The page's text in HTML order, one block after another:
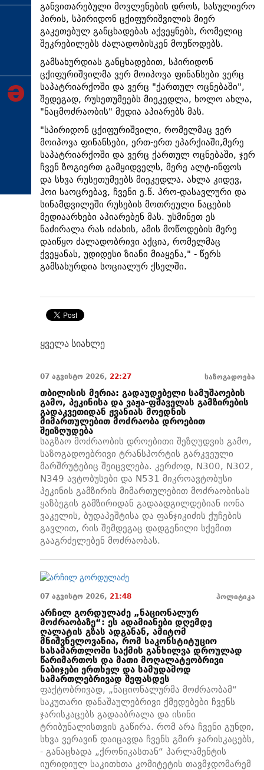
ინტერვიუ
ინქვიზიცია
განვითარებული მოვლენების დროს, სასულიერო
პირის, სპირიდონ ცქიფურიშვილის მიერ
გაკეთებულ განცხადებას აქვეყნებს, რომელიც
შეკრებილებს ძალადობისკენ მოუწოდებს.
გამსახურდიას განცხადებით, სპირიდონ
ცქიფურიშვილმა ვერ მოიპოვა ფინანსები ვერც
საპატრიარქოში და ვერც "ქართულ ოცნებაში",
შედეგად, რუსეთუმეებს მიეკედლა, ხოლო ახლა,
"ნაცმოძრაობის" მედია აპიარებს მას.
"სპირიდონ ცქიფურიშვილი, რომელმაც ვერ
მოიპოვა ფინანსები, ერთ-ერთ ეპარქიაში,მერე
საპატრიარქოში და ვერც ქართულ ოცნებაში, ჯერ
ჩვენ ზოგიერთ გამყიდველს, მერე ალტ-ინფოს
და სხვა რუსეთუმეებს მიეკედლა. ახლა კიდევ,
ჰოი საოცრებავ, ჩვენი ე.წ. პრო-დასავლური და
სინამდვილეში რუსების მოთრეული ნაცების
მედიაარხები აპიარებენ მას. უსმინეთ ეს
ნაძირალა რას იძახის, ამის მოწოდების მერე
დაიწყო ძალადობრივი აქცია, რომელმაც
ქვეყანას, უდიდესი ზიანი მიაყენა," - წერს
გამსახურდია სოციალურ ქსელში.
ყველა სიახლე
07 აგვისტო 2026, 22:27 საზოგადოება
თბილისის მერია: გადაუდებელი სამუშაოების
გამო, პეკინისა და ვაჟა-ფშაველას გამზირების
გადაკვეთიდან ჟვანიას მოედნის
მიმართულებით მოძრაობა დროებით
შეიზღუდება
საგზაო მოძრაობის დროებითი შეზღუდვის გამო,
საზოგადოებრივი ტრანსპორტის გარკვეული
მარშრუტებიც შეიცვლება. კერძოდ, N300, N302,
N349 ავტობუსები და N531 მიკროავტობუსი
პეკინის გამზირის მიმართულებით მოძრაობისას
ყაზბეგის გამზირიდან გადაადგილდებიან იონა
ვაკელის, ბუდაპეშტისა და ფანჯიკიძის ქუჩების
გავლით, რის შემდეგაც დადგენილი სქემით
გააგრძელებენ მოძრაობას.
07 აგვისტო 2026, 21:48 პოლიტიკა
არჩილ გორდულაძე „ნაციონალურ
მოძრაობაზე“: ეს ადამიანები დღემდე
ღალატის გზას ადგანან, ამიტომ
მნიშვნელოვანია, რომ საკონსტიტუციო
სასამართლოში საქმის განხილვა დროულად
წარიმართოს და მათი მოღალატეობრივი
ნაბიჯები ერთხელ და სამუდამოდ
სამართლებრივად შეფასდეს
ფაქტობრივად, „ნაციონალურმა მოძრაობამ“
საკუთარი დანაშაულებრივი ქმედებები ჩვენს
ჯარისკაცებს გადააბრალა და ისინი
ტრიბუნალისთვის გაწირა. რომ არა ჩვენი გუნდი,
სხვა ვერავინ დაიცავდა ჩვენს გმირ ჯარისკაცებს,
- განაცხადა „ქრონიკასთან“ პარლამენტის
იურიდიულ საკითხთა კომიტეტის თავმჯდომარემ